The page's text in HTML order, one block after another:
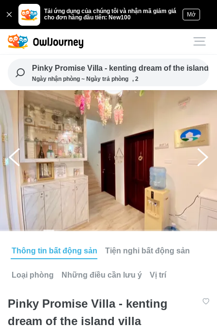
Tải ứng dụng của chúng tôi và nhận mã giảm giá
cho đơn hàng đầu tiên: New100
Mở
Pinky Promise Villa - kenting dream of the island
Ngày nhận phòng ~ Ngày trả phòng , 2
Thông tin bất động sản Tiện nghi bất động sản
Loại phòng Những điều cần lưu ý Vị trí
Pinky Promise Villa - kenting
dream of the island villa